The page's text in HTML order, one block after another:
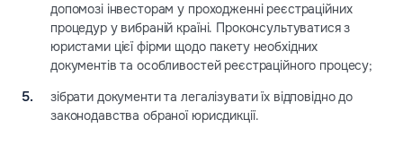
допомозі інвесторам у проходженні реєстраційних
процедур у вибраній країні. Проконсультуватися з
юристами цієї фірми щодо пакету необхідних
документів та особливостей реєстраційного процесу;
зібрати документи та легалізувати їх відповідно до
законодавства обраної юрисдикції.